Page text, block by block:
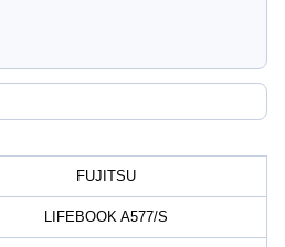
FUJITSU
LIFEBOOK A577/S